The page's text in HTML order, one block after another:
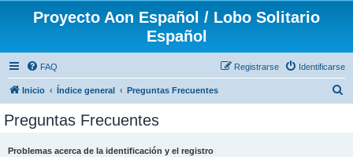
Proyecto Aon Español / Lobo Solitario
Español
FAQ Identificarse
Registrarse
Inicio Índice general Preguntas Frecuentes
Preguntas Frecuentes
Problemas acerca de la identificación y el registro